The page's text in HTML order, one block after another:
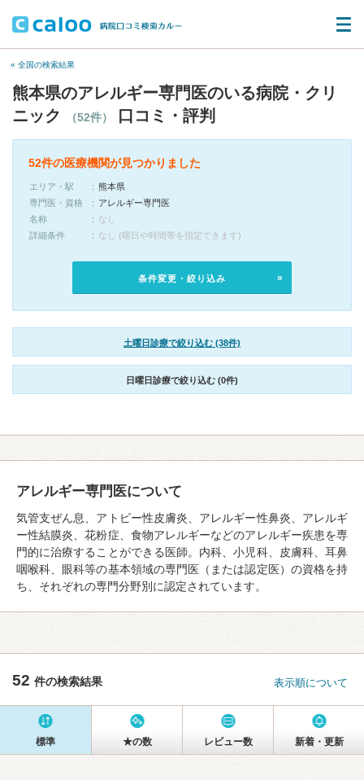
« 全国の検索結果
熊本県のアレルギー専門医のいる病院・クリ
ニック
（52件） 口コミ・評判
52件の医療機関が見つかりました
エリア・駅
熊本県
専門医・資格
アレルギー専門医
名称
なし
詳細条件
なし (曜日や時間帯を指定できます)
条件変更・絞り込み
土曜日診療で絞り込む (38件)
日曜日診療で絞り込む (0件)
アレルギー専門医について
気管支ぜん息、アトピー性皮膚炎、アレルギー性鼻炎、アレルギ
ー性結膜炎、花粉症、食物アレルギーなどのアレルギー疾患を専
門的に治療することができる医師。内科、小児科、皮膚科、耳鼻
咽喉科、眼科等の基本領域の専門医（または認定医）の資格を持
ち、それぞれの専門分野別に認定されています。
52 件の検索結果 表示順について
標準 ★の数 レビュー数 新着・更新